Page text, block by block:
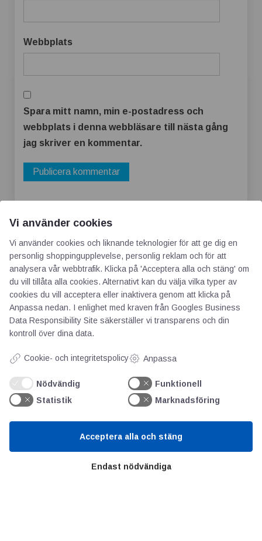
Webbplats
Spara mitt namn, min e-postadress och
webbplats i denna webbläsare till nästa gång
jag skriver en kommentar.
AOTI
Om oss
Priser
Kontakt
Kunskapscentrum
Chalmers Industriteknik
Vi använder cookies
Vi använder cookies och liknande teknologier för att ge dig en
personlig shoppingupplevelse, personlig reklam och för att
analysera vår webbtrafik. Klicka på 'Acceptera alla och stäng' om
du vill tillåta alla cookies. Alternativt kan du välja vilka typer av
cookies du vill acceptera eller inaktivera genom att klicka på
Anpassa nedan. I enlighet med kraven från Googles Business
Data Responsibility Site säkerställer vi transparens och din
kontroll över dina data.
Cookie- och integritetspolicy Anpassa
Nödvändig
Funktionell
Statistik
Marknadsföring
Endast nödvändiga
Acceptera alla och stäng